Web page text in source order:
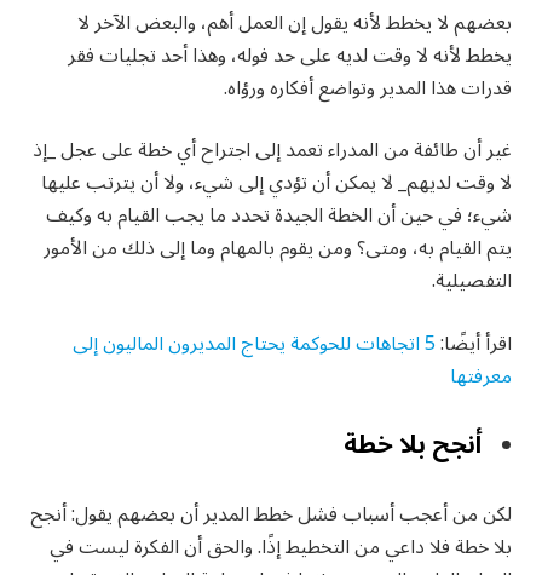
بعضهم لا يخطط لأنه يقول إن العمل أهم، والبعض الآخر لا
يخطط لأنه لا وقت لديه على حد فوله، وهذا أحد تجليات فقر
قدرات هذا المدير وتواضع أفكاره ورؤاه.
غير أن طائفة من المدراء تعمد إلى اجتراح أي خطة على عجل _إذ
لا وقت لديهم_ لا يمكن أن تؤدي إلى شيء، ولا أن يترتب عليها
شيء؛ في حين أن الخطة الجيدة تحدد ما يجب القيام به وكيف
يتم القيام به، ومتى؟ ومن يقوم بالمهام وما إلى ذلك من الأمور
التفصيلية.
اقرأ أيضًا: 5 اتجاهات للحوكمة يحتاج المديرون الماليون إلى
معرفتها
أنجح بلا خطة
لكن من أعجب أسباب فشل خطط المدير أن بعضهم يقول: أنجح
بلا خطة فلا داعي من التخطيط إذًا. والحق أن الفكرة ليست في